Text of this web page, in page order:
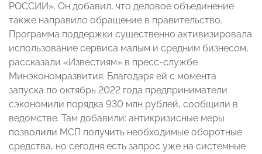
РОССИИ». Он добавил, что деловое объединение
также направило обращение в правительство.
Программа поддержки существенно активизировала
использование сервиса малым и средним бизнесом,
рассказали «Известиям» в пресс-службе
Минэкономразвития. Благодаря ей с момента
запуска по октябрь 2022 года предприниматели
сэкономили порядка 930 млн рублей, сообщили в
ведомстве. Там добавили: антикризисные меры
позволили МСП получить необходимые оборотные
средства, но сегодня есть запрос уже на системные